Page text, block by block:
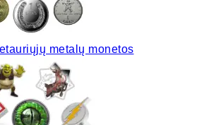
metalų monetos